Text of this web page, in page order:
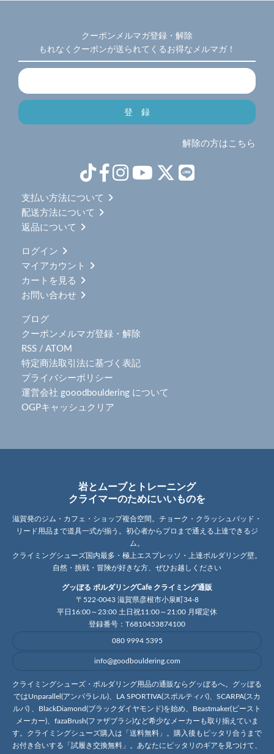
クーポンメルマガ登録・解除
もれなくクーポンが送られてくるお得なメルマガ！
解除の方はこちら
支払い方法について
配送方法について
返品について
ログイン
マイアカウント
カートを見る
お問い合わせ
ブログ
クーポンメルマガ登録・解除
RSS / ATOM
特定商法取引法に基づく表記
プライバシーポリシー
運営会社 gooodbouldering について
OGPキャッシュクリア
岩とムーブとトレーニング
クライマーのためにいいものを
滋賀発のジム・カフェ・ショップ複合空間。チョーク・クラッシュパッド・
リード用品まで道具一式が揃う。初心者からプロまで通える上達できるジ
ム。
クライミングシューズ国内最多・極上エスプレッソ・上達ボルダリング壁。
自然・挑戦・冒険が好きな方、ぜひお越しください
グッぼる ボルダリングCafe クライミング通販
〒522-0043 滋賀県彦根市小泉町34-8
平日16:00～23:00 土日祝11:00～21:00 月曜定休
登録番号：T6810453874100
080 9994 5395
info@goodbouldering.com
クライミングシューズ・ボルダリング用品の通販ならグッぼるへ。グッぼる
ではUnparallel(アンパラレル)、LA SPORTIVA(スポルティバ)、SCARPA(スカ
ルパ) 、BlackDiamond(ブラックダイヤモンド)を始め、Beastmaker(ビースト
メーカー)、fazaBrush(ファザブラシ)など希少なメーカーも取り揃えていま
す。クライミングシューズ購入は「送料無料」。購入後もピッタリ合うまで
お付き合いする「試履き交換無料」。あなたにピッタリのギアを見つけて、